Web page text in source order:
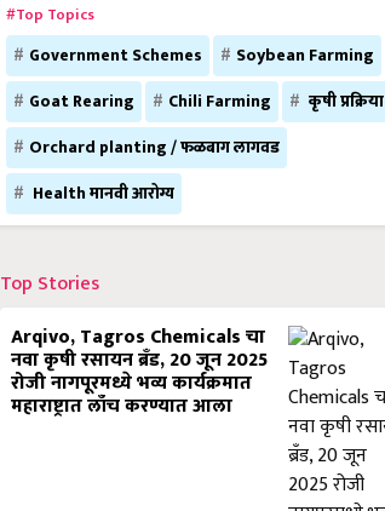
#Top Topics
Government Schemes
Soybean Farming
Goat Rearing
Chili Farming
कृषी प्रक्रिया
Orchard planting / फळबाग लागवड
Health मानवी आरोग्य
Top Stories
Arqivo, Tagros Chemicals चा
नवा कृषी रसायन ब्रँड, 20 जून 2025
रोजी नागपूरमध्ये भव्य कार्यक्रमात
महाराष्ट्रात लाँच करण्यात आला